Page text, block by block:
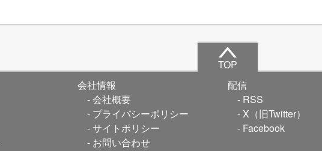
TOP
会社情報
会社概要
プライバシーポリシー
サイトポリシー
お問い合わせ
配信
RSS
X（旧Twitter）
Facebook